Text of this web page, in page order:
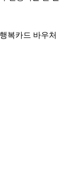
복카드 바우처